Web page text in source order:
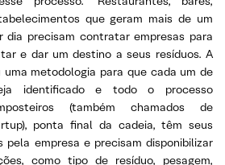
que geram mais de um
dia precisam contratar empresas para
e dar um destino a seus resíduos. A
metodologia para que cada um de
identificado e todo o processo
(também chamados de
ponta final da cadeia, têm seus
pela empresa e precisam disponibilizar
como tipo de resíduo, pesagem,